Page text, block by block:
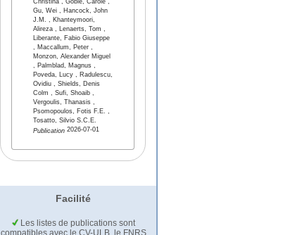
Christina , Goble, Carole ,
Gu, Wei , Hancock, John
J.M. , Khanteymoori,
Alireza , Lenaerts, Tom ,
Liberante, Fabio Giuseppe
, Maccallum, Peter ,
Monzon, Alexander Miguel
, Palmblad, Magnus ,
Poveda, Lucy , Radulescu,
Ovidiu , Shields, Denis
Colm , Sufi, Shoaib ,
Vergoulis, Thanasis ,
Psomopoulos, Fotis F.E. ,
Tosatto, Silvio S.C.E.
Publication2026-07-01
Facilité
Les listes de publications sont